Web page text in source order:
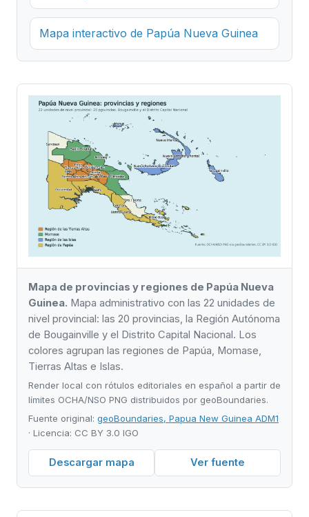
Mapa interactivo de Papúa Nueva Guinea
Mapa de provincias y regiones de Papúa Nueva
Guinea. Mapa administrativo con las 22 unidades de
nivel provincial: las 20 provincias, la Región Autónoma
de Bougainville y el Distrito Capital Nacional. Los
colores agrupan las regiones de Papúa, Momase,
Tierras Altas e Islas.
Render local con rótulos editoriales en español a partir de
límites OCHA/NSO PNG distribuidos por geoBoundaries.
Fuente original: geoBoundaries, Papua New Guinea ADM1
· Licencia: CC BY 3.0 IGO
Descargar mapa Ver fuente